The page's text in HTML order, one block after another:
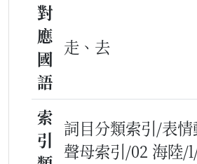
對
應
國
語
走、去
索
引
詞目分類索引/表
聲母索引/02 海陸